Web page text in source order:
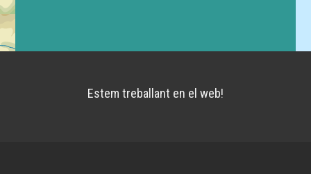
Estem treballant en el web!